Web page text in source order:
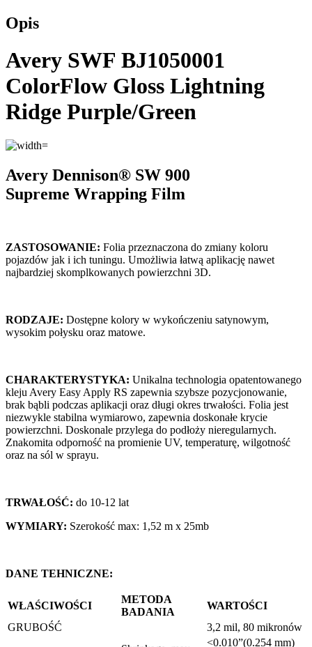
Opis
Avery SWF BJ1050001
ColorFlow Gloss Lightning
Ridge Purple/Green
Avery Dennison® SW 900
Supreme Wrapping Film
ZASTOSOWANIE: Folia przeznaczona do zmiany koloru
pojazdów jak i ich tuningu. Umożliwia łatwą aplikację nawet
najbardziej skomplkowanych powierzchni 3D.
RODZAJE: Dostępne kolory w wykończeniu satynowym,
wysokim połysku oraz matowe.
CHARAKTERYSTYKA: Unikalna technologia opatentowanego
kleju Avery Easy Apply RS zapewnia szybsze pozycjonowanie,
brak bąbli podczas aplikacji oraz długi okres trwałości. Folia jest
niezwykle stabilna wymiarowo, zapewnia doskonałe krycie
powierzchni. Doskonale przylega do podłoży nieregularnych.
Znakomita odporność na promienie UV, temperaturę, wilgotność
oraz na sól w sprayu.
TRWAŁOŚĆ: do 10-12 lat
WYMIARY: Szerokość max: 1,52 m x 25mb
DANE TEHNICZNE:
WŁAŚCIWOŚCI
METODA
BADANIA
WARTOŚCI
GRUBOŚĆ
3,2 mil, 80 mikronów
<0.010”(0.254 mm)